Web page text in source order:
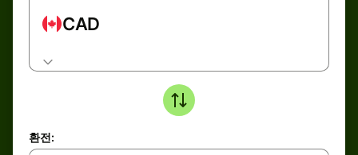
CAD
환전: